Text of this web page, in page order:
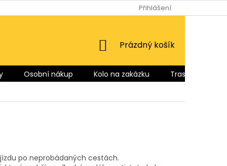
Přihlášení
NÁKUPNÍ
Prázdný košík
Osobní nákup Kolo na zakázku
Trasy pro Vás
po neprobádaných cestách.